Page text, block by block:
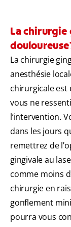
La chirurgie
La chirurgie
anesthésie
chirurgicale est
vous ne
l’intervention.
dans les jours
remettrez de
gingivale au
comme moins
chirurgie en
gonflement
pourra vous